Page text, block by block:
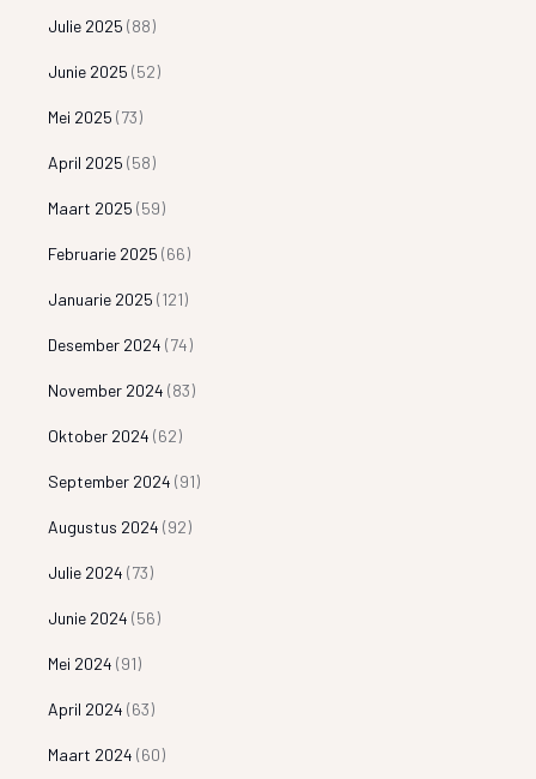
Julie 2025 (88)
Junie 2025 (52)
Mei 2025 (73)
April 2025 (58)
Maart 2025 (59)
Februarie 2025 (66)
Januarie 2025 (121)
Desember 2024 (74)
November 2024 (83)
Oktober 2024 (62)
September 2024 (91)
Augustus 2024 (92)
Julie 2024 (73)
Junie 2024 (56)
Mei 2024 (91)
April 2024 (63)
Maart 2024 (60)